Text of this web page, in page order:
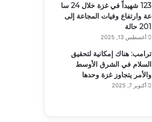
123 شهيداً في غزة خلال 24 سا
عة وارتفاع وفيات المجاعة إلى
201 حالة
أغسطس 13, 2025
ترامب: هناك إمكانية لتحقيق
السلام في الشرق الأوسط
والأمر يتجاوز غزة وحدها
أكتوبر 7, 2025